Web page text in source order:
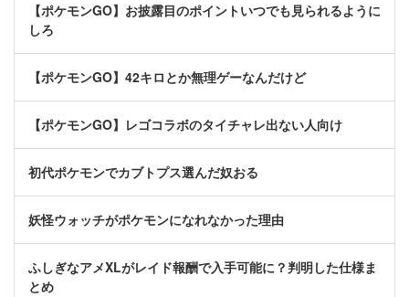
【ポケモンGO】お披露目のポイントいつでも見られるように
しろ
【ポケモンGO】42キロとか無理ゲーなんだけど
【ポケモンGO】レゴコラボのタイチャレ出ない人向け
初代ポケモンでカブトプス選んだ奴おる
妖怪ウォッチがポケモンになれなかった理由
ふしぎなアメXLがレイド報酬で入手可能に？判明した仕様ま
とめ